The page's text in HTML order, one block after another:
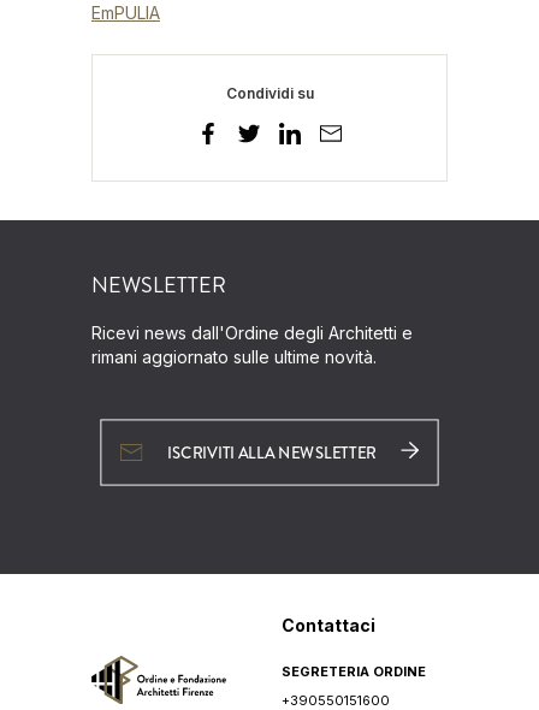
EmPULIA
Condividi su
NEWSLETTER
Ricevi news dall'Ordine degli Architetti e
rimani aggiornato sulle ultime novità.
ISCRIVITI ALLA NEWSLETTER
Contattaci
SEGRETERIA ORDINE
+390550151600